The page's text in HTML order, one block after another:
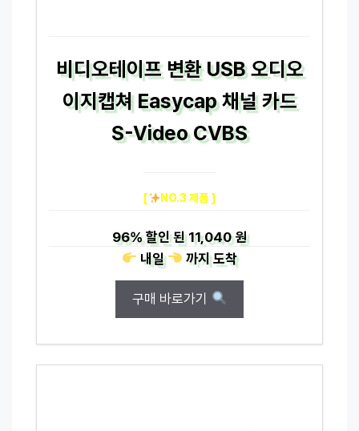
비디오테이프 변환 USB 오디오
이지캡쳐 Easycap 채널 카드
S-Video CVBS
[ NO.3 제품 ]
96%할인 된11,040 원
내일
까지도착
구매 바로가기